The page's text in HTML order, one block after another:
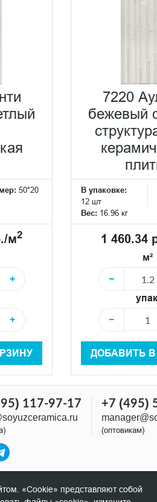
50*20
м2
+
+
7220
бежевый
В упаковке:
12 шт
Вес: 16.96 кг
1 460.34
м²
−
−
ДОБАВИТЬ
117-97-17 +7 (495)
(оптовикам)
«Cookie» представляют собой